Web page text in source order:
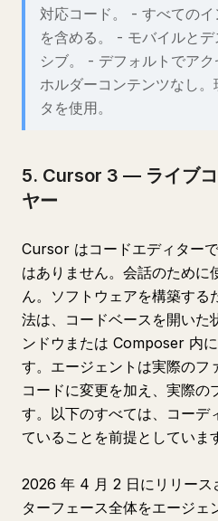
対応コード。 - すべての
を含める。 - モバイルと
シブ。 - デフォルトでア
ホルダーコンテンツなし
タを使用。
5. Cursor 3 — ライブ
ヤー
Cursor はコードエディター
はありません。会話のために
ん。ソフトウェアを構築する
法は、コードベースを開いた
ンドウまたは Composer 内
す。エージェントは実際のフ
コードに変更を加え、実際の
す。以下のすべては、コーデ
ていることを前提としていま
2026 年 4 月 2 日にリリー
ターフェース全体をエージェ